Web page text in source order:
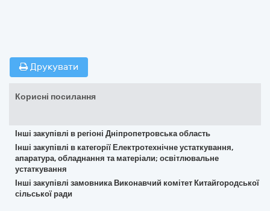
Друкувати
Корисні посилання
Інші закупівлі в регіоні Дніпропетровська область
Інші закупівлі в категорії Електротехнічне устаткування,
апаратура, обладнання та матеріали; освітлювальне
устаткування
Інші закупівлі замовника Виконавчий комітет Китайгородської
сільської ради